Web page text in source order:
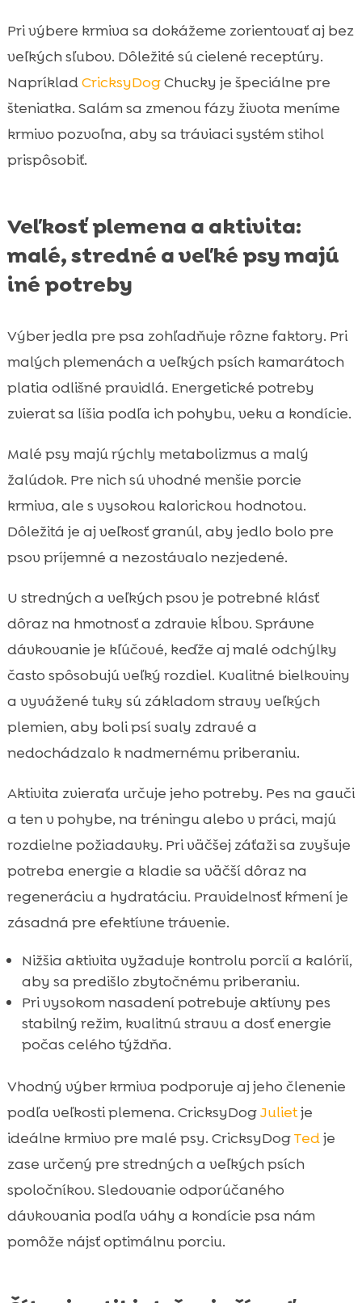
Pri výbere krmiva sa dokážeme zorientovať aj bez
veľkých sľubov. Dôležité sú cielené receptúry.
NapríkladCricksyDogChucky je špeciálne pre
šteniatka. Salám sa zmenou fázy života meníme
krmivo pozvoľna, aby sa tráviaci systém stihol
prispôsobiť.
Veľkosť plemena a aktivita:
malé, stredné a veľké psy majú
iné potreby
Výber jedla pre psa zohľadňuje rôzne faktory. Pri
malých plemenách a veľkých psích kamarátoch
platia odlišné pravidlá. Energetické potreby
zvierat sa líšia podľa ich pohybu, veku a kondície.
Malé psy majú rýchly metabolizmus a malý
žalúdok. Pre nich sú vhodné menšie porcie
krmiva, ale s vysokou kalorickou hodnotou.
Dôležitá je aj veľkosť granúl, aby jedlo bolo pre
psov príjemné a nezostávalo nezjedené.
U stredných a veľkých psov je potrebné klásť
dôraz na hmotnosť a zdravie kĺbov. Správne
dávkovanie je kľúčové, keďže aj malé odchýlky
často spôsobujú veľký rozdiel. Kvalitné bielkoviny
a vyvážené tuky sú základom stravy veľkých
plemien, aby boli psí svaly zdravé a
nedochádzalo k nadmernému priberaniu.
Aktivita zvieraťa určuje jeho potreby. Pes na gauči
a ten v pohybe, na tréningu alebo v práci, majú
rozdielne požiadavky. Pri väčšej záťaži sa zvyšuje
potreba energie a kladie sa väčší dôraz na
regeneráciu a hydratáciu. Pravidelnosť kŕmení je
zásadná pre efektívne trávenie.
Nižšia aktivita vyžaduje kontrolu porcií a kalórií,
aby sa predišlo zbytočnému priberaniu.
Pri vysokom nasadení potrebuje aktívny pes
stabilný režim, kvalitnú stravu a dosť energie
počas celého týždňa.
Vhodný výber krmiva podporuje aj jeho členenie
podľa veľkosti plemena. CricksyDogJulietje
ideálne krmivo pre malé psy. CricksyDogTedje
zase určený pre stredných a veľkých psích
spoločníkov. Sledovanie odporúčaného
dávkovania podľa váhy a kondície psa nám
pomôže nájsť optimálnu porciu.